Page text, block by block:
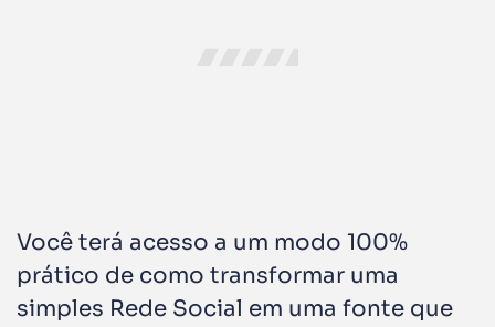
Você terá acesso a um modo 100%
prático de como transformar uma
simples Rede Social em uma fonte que